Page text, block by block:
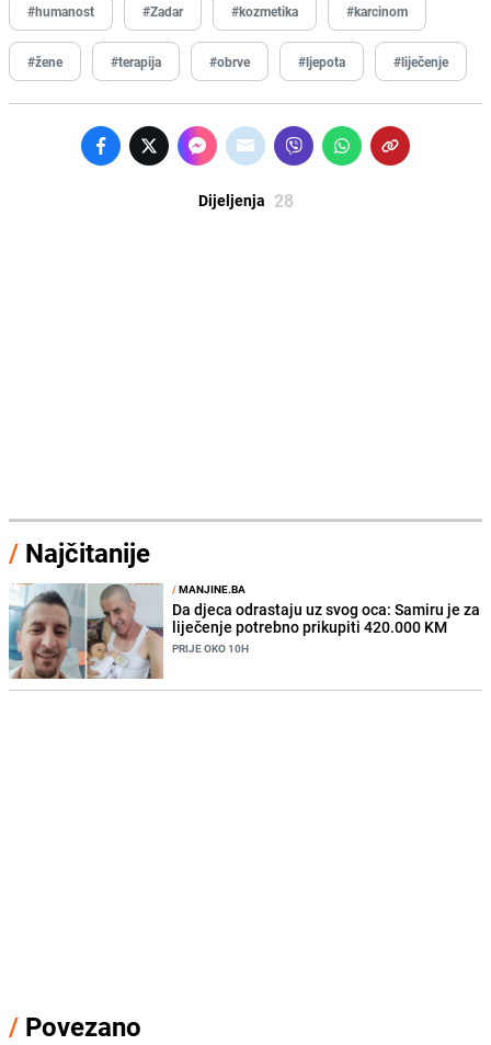
#humanost #Zadar #kozmetika #karcinom
#žene #terapija #obrve #ljepota #liječenje
Dijeljenja 28
/ Najčitanije
/MANJINE.BA
Da djeca odrastaju uz svog oca: Samiru je za
liječenje potrebno prikupiti 420.000 KM
PRIJE OKO 10H
/ Povezano